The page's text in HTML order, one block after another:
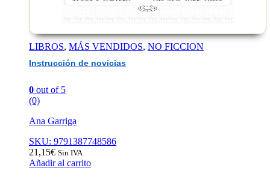
LIBROS, MÁS VENDIDOS, NO FICCION
Instrucción de novicias
0 out of 5
(0)
Ana Garriga
SKU: 9791387748586
21,15€ Sin IVA
Añadir al carrito